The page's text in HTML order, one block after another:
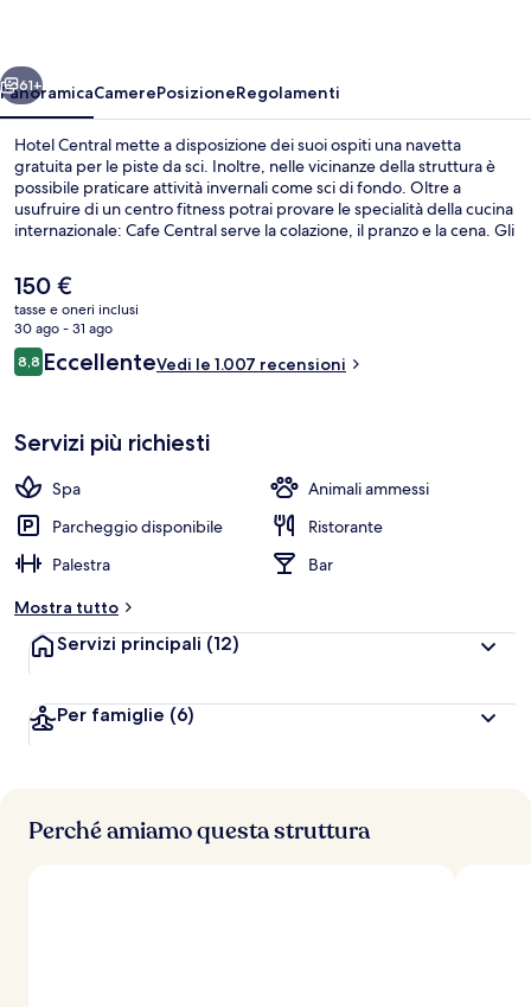
Avanti
61+
PanoramicaCamerePosizioneRegolamenti
Hotel Central mette a disposizione dei suoi ospiti una navetta
gratuita per le piste da sci. Inoltre, nelle vicinanze della struttura è
possibile praticare attività invernali come sci di fondo. Oltre a
usufruire di un centro fitness potrai provare le specialità della cucina
internazionale: Cafe Central serve la colazione, il pranzo e la cena. Gli
un bar/lounge e una sauna. Gli appassionati di sci potranno
approfittare di ski pass e deposito sci. Le recensioni dei viaggiatori
lodano il personale gentile e la posizione centrale.
Il
prezzo
attuale
è
150 €
150 €
tasse e oneri inclusi
30 ago - 31 ago
Recensioni
8,88,8 su 10
EccellenteVedi le 1.007 recensioni
Servizi più richiesti
Spa
Animali ammessi
Parcheggio disponibile
Ristorante
Palestra
Bar
Mostra tutto
Servizi principali (12)
Per famiglie (6)
Perché amiamo questa struttura